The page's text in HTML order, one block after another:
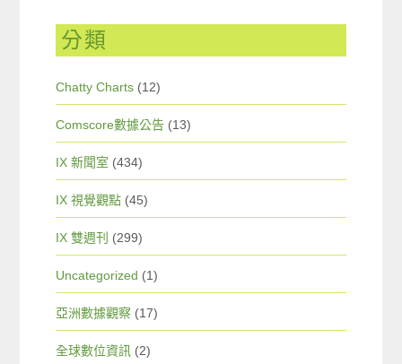
分類
Chatty Charts (12)
Comscore數據公告 (13)
IX 新聞室 (434)
IX 視覺觀點 (45)
IX 雙週刊 (299)
Uncategorized (1)
亞洲數據觀察 (17)
全球數位資訊 (2)